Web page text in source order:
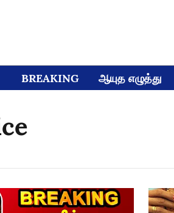
BREAKING ஆயுத எழுத்து